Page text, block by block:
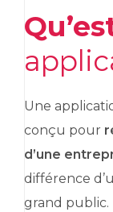
Une
conçu pour
d’une
différence
grand public.